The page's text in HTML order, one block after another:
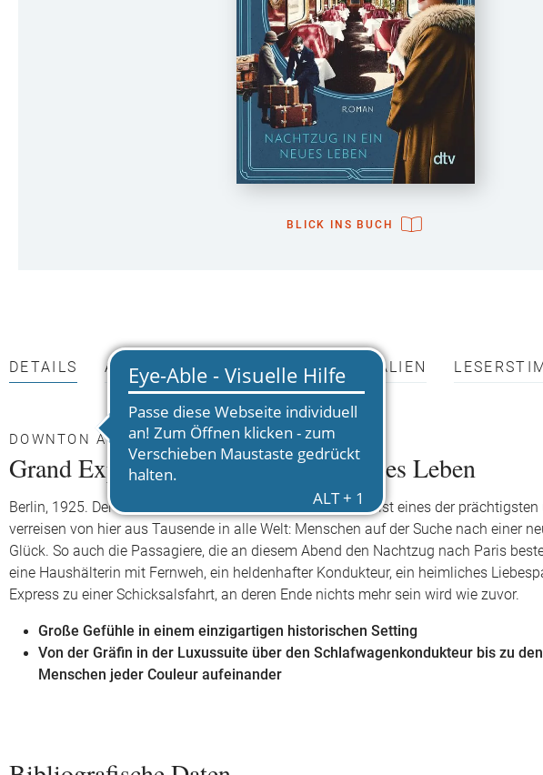
BLICK INS BUCH
DETAILS AUTOR*INNEN PRESSEMATERIALIEN
DOWNTON ABBEY AUF DER SCHIENE
Grand Express – Nachtzug in ein neues Leben
Berlin, 1925. Der Anhalter Bahnhof am Askanischen Platz ist eines der
verreisen von hier aus Tausende in alle Welt: Menschen auf der Suche nach einer
Glück. So auch die Passagiere, die an diesem Abend den Nachtzug nach Paris
eine Haushälterin mit Fernweh, ein heldenhafter Kondukteur, ein heimliches
Express zu einer Schicksalsfahrt, an deren Ende nichts mehr sein wird wie zuvor.
Große Gefühle in einem einzigartigen historischen Setting
Von der Gräfin in der Luxussuite über den Schlafwagenkondukteur bis zu
Menschen jeder Couleur aufeinander